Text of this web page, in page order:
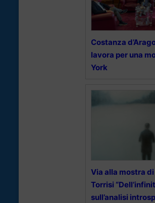
Costanza
lavora per una
York
Via alla mostra
Torrisi
sull’analisi